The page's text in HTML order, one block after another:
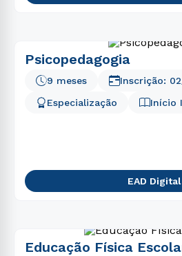
Psicopedagogia
Especialização Início
9 meses Inscrição:
EAD Digital
Educação Física